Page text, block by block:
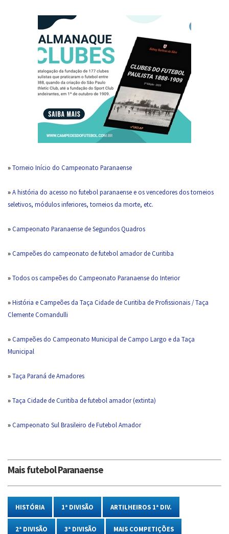
»Torneio Início do Campeonato Paranaense
»A história do acesso no futebol paranaense e os vencedores dos torneios
seletivos, módulos inferiores, torneios da morte, etc.
»Campeonato Paranaense de Segundos Quadros
»Campeões do campeonato de futebol amador de Curitiba
»Todos os campeões do Campeonato Paranaense do Interior
»História e Campeões da Taça Cidade de Curitiba de Profissionais / Taça
Clemente Comandulli
»Campeões do Campeonato Municipal de Campo Largo e da Taça
Municipal
»Taça Paraná de Amadores
»Taça Cidade de Curitiba de futebol amador (extinta)
»Campeonato Sul Brasileiro de Futebol Amador
Mais futebol Paranaense
HISTÓRIA 1ª DIVISÃO ARTILHEIROS 1ª DIV.
2ª DIVISÃO 3ª DIVISÃO MAIS COMPETIÇÕES